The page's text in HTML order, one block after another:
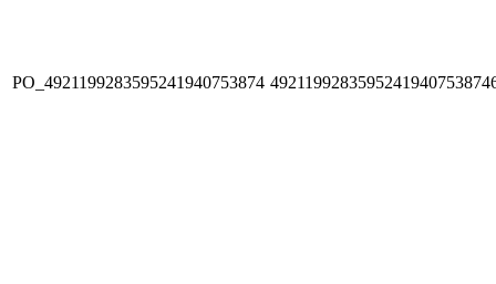
PO_4921199283595241940753874